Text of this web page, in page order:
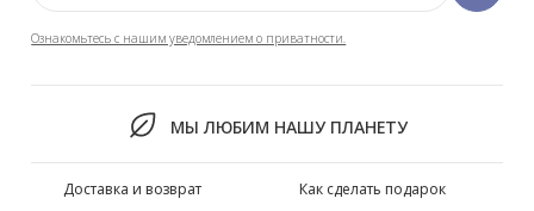
Ознакомьтесь с нашим уведомлением о приватности.
МЫ ЛЮБИМ НАШУ ПЛАНЕТУ
Доставка и возврат
Как сделать подарок